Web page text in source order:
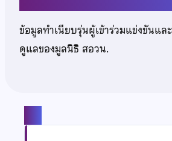
ข้อมูลทำเนียบรุ่นผู้เข้าร่วมแข่งขันแล
ดูแลของมูลนิธิ สอวน.